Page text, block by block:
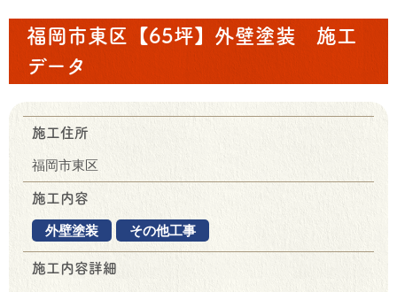
福岡市東区【65坪】外壁塗装 施工
データ
施工住所
福岡市東区
施工内容
外壁塗装 その他工事
施工内容詳細